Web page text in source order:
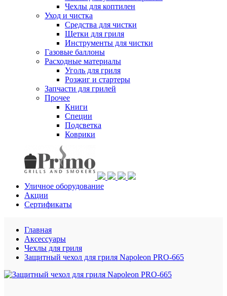
Чехлы для коптилен
Уход и чистка
Средства для чистки
Щетки для гриля
Инструменты для чистки
Газовые баллоны
Расходные материалы
Уголь для гриля
Розжиг и стартеры
Запчасти для грилей
Прочее
Книги
Специи
Подсветка
Коврики
Уличное оборудование
Акции
Сертификаты
Главная
Аксессуары
Чехлы для гриля
Защитный чехол для гриля Napoleon PRO-665